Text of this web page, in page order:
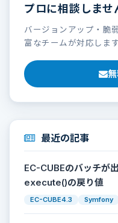
プロに相談しませ
バージョンアップ・脆
富なチームが対応します
最近の記事
EC-CUBEのバッチが
execute()の戻り値
EC-CUBE4.3 Symfony